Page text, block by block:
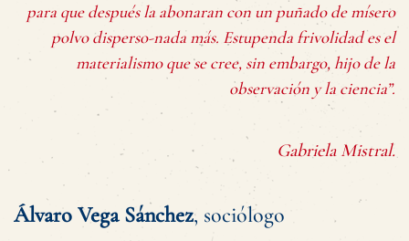
para que después la abonaran con un puñado de mísero
polvo disperso-nada más. Estupenda frivolidad es el
materialismo que se cree, sin embargo, hijo de la
observación y la ciencia”.
Gabriela Mistral.
Álvaro Vega Sánchez, sociólogo